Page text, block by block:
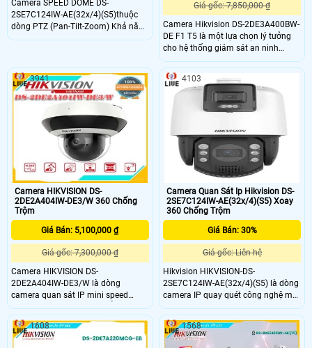
Camera SPEED DOME DS-
2SE7C124IW-AE(32x/4)(S5)thuộc
dòng PTZ (Pan-Tilt-Zoom) Khả năng
Xoay Quét Toàn Diện Camera có 2
Zoom Kỹ Thuật Số 4X ,Camera sử
dụng công nghệ Starlight của
Hikvision, giúp ghi hình rõ nét trong
điều kiện ánh sáng yếu hoặc thiếu
sáng,công nghệ AI Phát hiện chuyển
động và nhận diện khuôn mặt.
Giá gốc: 7,850,000 ₫
Camera Hikvision DS-2DE3A400BW-
DE F1 T5 là một lựa chọn lý tưởng
cho hệ thống giám sát an ninh
chuyên nghiệp. Tính năng này
không chỉ cung cấp sự an toàn và
bảo mật mà còn tăng tính tương tác
và hiệu quả của hệ thống giám sát.
Camera HIKVISION DS-
2DE2A404IW-DE3/W 360 Chống
Trộm
Giá Bán: 5,100,000 ₫
Giá gốc: 7,300,000 ₫
Camera HIKVISION DS-
2DE2A404IW-DE3/W là dòng
camera quan sát IP mini speed
dome. Camera quan sát hỗ trợ độ
phân giải 4.0 Megapxiel
3941
Camera Quan Sát Ip Hikvision DS-
2SE7C124IW-AE(32x/4)(S5) Xoay
360 Chống Trộm
Giá Bán: 30%
Giá gốc: Liên hệ
Hikvision HIKVISION-DS-
2SE7C124IW-AE(32x/4)(S5) là dòng
camera IP quay quét công nghệ mới
H.265+. Camera quan sát
HIKVISION-DS-2SE7C124IW-
AE(32x/4)(S5) chất lượng, cao cấp,
được thiết kế hiện đại và chắc chắn.
4103
1608 1568